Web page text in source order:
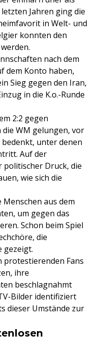
Jahren ging die
in Welt- und
konnten den
nach dem
dem Konto haben,
Sieg gegen den Iran,
in die K.o.-Runde
2:2 gegen
WM gelungen, vor
unter denen
Auf der
Druck, die
wie sich die
aus dem
um gegen das
Schon beim Spiel
die
gezeigt.
protestierenden Fans
ihre
beschlagnahmt
Bilder identifiziert
dieser Umstände zur